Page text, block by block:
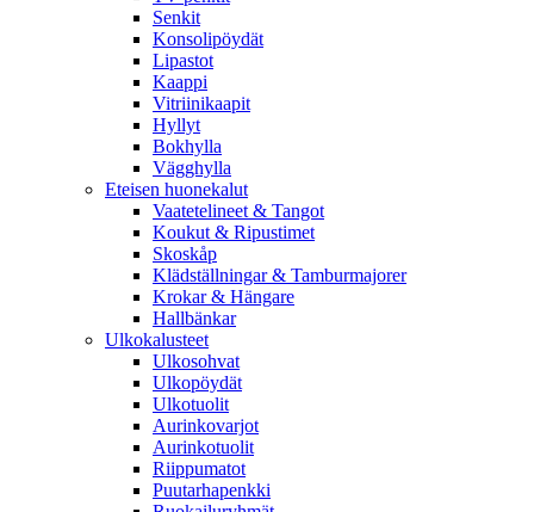
Senkit
Konsolipöydät
Lipastot
Kaappi
Vitriinikaapit
Hyllyt
Bokhylla
Vägghylla
Eteisen huonekalut
Vaatetelineet & Tangot
Koukut & Ripustimet
Skoskåp
Klädställningar & Tamburmajorer
Krokar & Hängare
Hallbänkar
Ulkokalusteet
Ulkosohvat
Ulkopöydät
Ulkotuolit
Aurinkovarjot
Aurinkotuolit
Riippumatot
Puutarhapenkki